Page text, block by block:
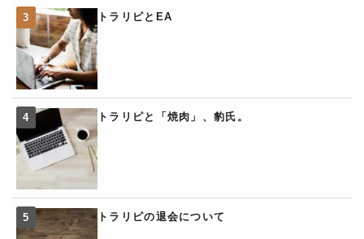
トラリピとEA
トラリピと「焼肉」、豹氏。
トラリピの退会について